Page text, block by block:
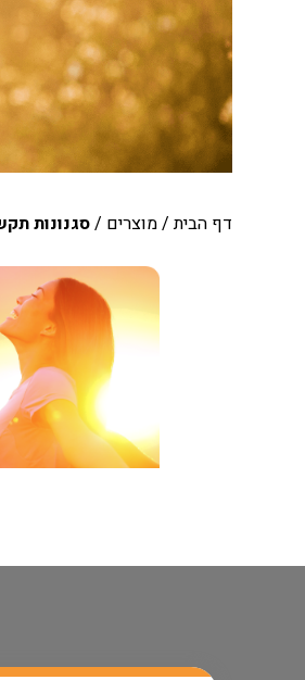
דף הבית/מוצרים /סגנונות